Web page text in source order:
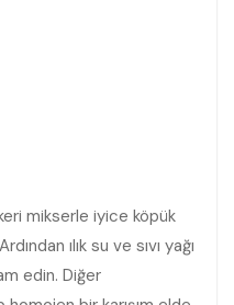
mikserle iyice köpük
ılık su ve sıvı yağı
edin. Diğer